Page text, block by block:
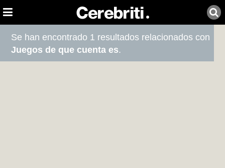
Se han encontrado 1 resultados relacionados con
Juegos de que cuenta es.